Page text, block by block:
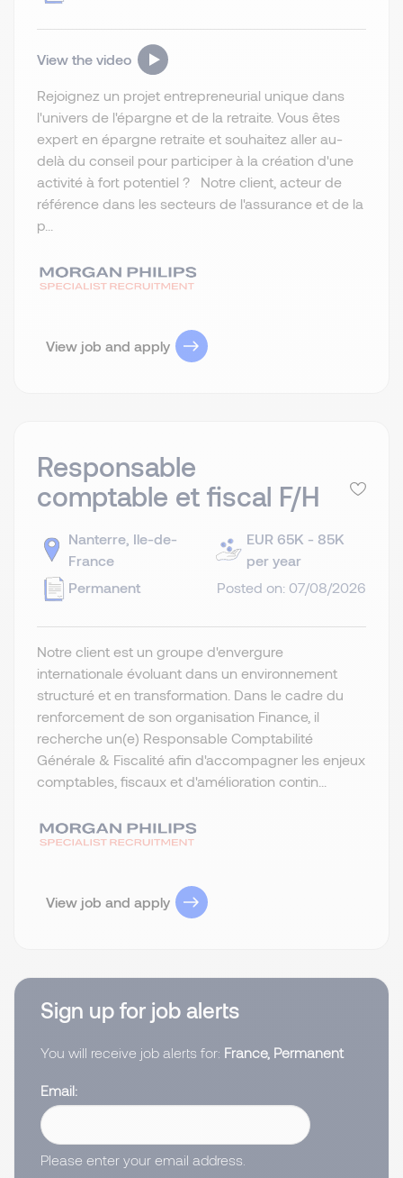
View the video
Rejoignez un projet entrepreneurial unique dans
l'univers de l'épargne et de la retraite. Vous êtes
expert en épargne retraite et souhaitez aller au-
delà du conseil pour participer à la création d'une
activité à fort potentiel ? Notre client, acteur de
référence dans les secteurs de l'assurance et de la
p...
View job and apply
Responsable
comptable et fiscal F/H
Nanterre, Ile-de-
France
Permanent
EUR 65K - 85K
per year
Posted on: 07/08/2026
Notre client est un groupe d'envergure
internationale évoluant dans un environnement
structuré et en transformation. Dans le cadre du
renforcement de son organisation Finance, il
recherche un(e) Responsable Comptabilité
Générale & Fiscalité afin d'accompagner les enjeux
comptables, fiscaux et d'amélioration contin...
View job and apply
Sign up for job alerts
You will receive job alerts for: France, Permanent
Email
Please enter your email address.